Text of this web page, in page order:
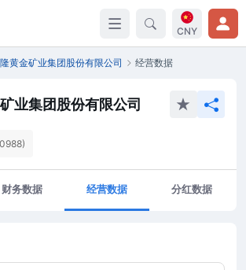
CNY
黄金矿业集团股份有限公司 经营数据
业集团股份有限公司
财务数据 经营数据 分红数据